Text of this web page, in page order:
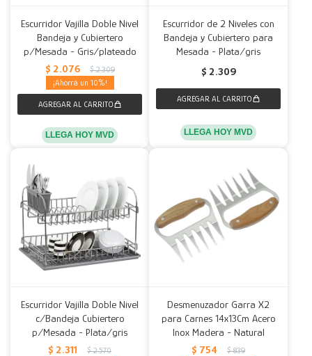
Escurridor Vajilla Doble Nivel
Bandeja y Cubiertero
p/Mesada - Gris/plateado
$ 2.076 $ 2.309
10
LLEGA HOY MVD
Escurridor de 2 Niveles con
Bandeja y Cubiertero para
Mesada - Plata/gris
$ 2.309
LLEGA HOY MVD
Escurridor Vajilla Doble Nivel
c/Bandeja Cubiertero
p/Mesada - Plata/gris
$ 2.311 $ 2.570
Desmenuzador Garra X2
para Carnes 14x13Cm Acero
Inox Madera - Natural
$ 754 $ 839